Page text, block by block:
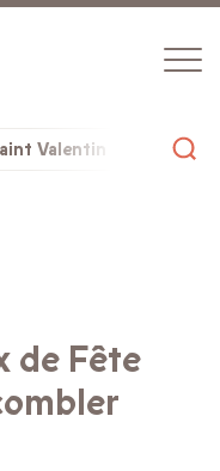
Valentin
de Fête